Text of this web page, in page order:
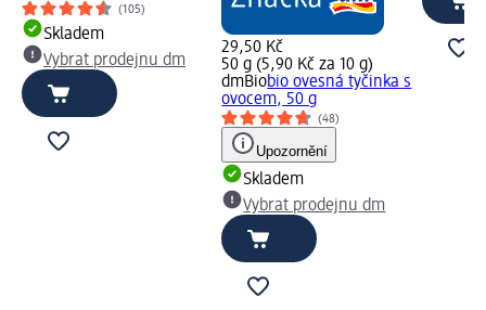
(105)
Skladem
Vybrat prodejnu dm
29,50 Kč
50 g (5,90 Kč za 10 g)
dmBiobio ovesná tyčinka s
ovocem, 50 g
(48)
Upozornění
Skladem
Vybrat prodejnu dm